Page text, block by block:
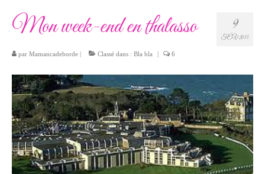
9
FÉV 2015
Mon week-end en thalasso
par Mamancadeborde | Classé dans : Bla bla | 6